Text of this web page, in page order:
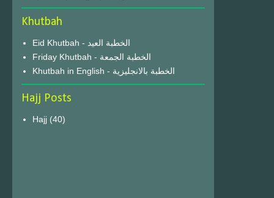
Khutbah
Eid Khutbah - الخطبة العيد
Friday Khutbah - الخطبة الجمعة
Khutbah in English - الخطبة بالانجليزية
Hajj Posts
Hajj (40)